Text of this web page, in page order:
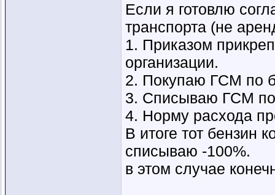
Если я готовлю
транспорта (не
1. Приказом
организации.
2. Покупаю ГСМ по
3. Списываю ГСМ
4. Норму расхода
В итоге тот бензин
списываю -100%.
в этом случае